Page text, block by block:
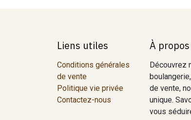
Liens utiles
Conditions générales
de vente
Politique vie privée
Contactez-nous
À
Découvrez
de vente,
unique.
vous